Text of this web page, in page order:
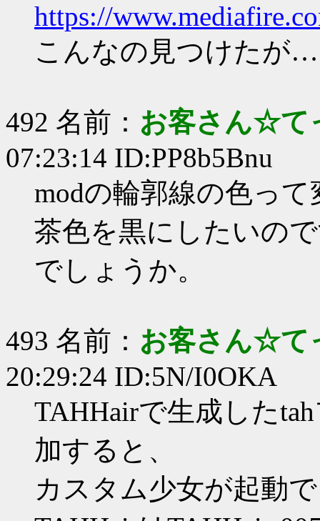
https://
こんなの見つけたが…
492 名前： お客さん☆て
07:23:14 ID:PP8b5Bnu
modの輪郭線の色っ
茶色を黒にしたいの
でしょうか。
493 名前： お客さん☆て
20:29:24 ID:5N/I0OKA
TAHHairで生成した
加すると、
カスタム少女が起動